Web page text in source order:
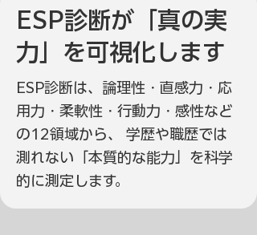
ESP診断が「真の実
力」を可視化します
ESP診断は、論理性・直感力・応
用力・柔軟性・行動力・感性など
の12領域から、 学歴や職歴では
測れない「本質的な能力」を科学
的に測定します。